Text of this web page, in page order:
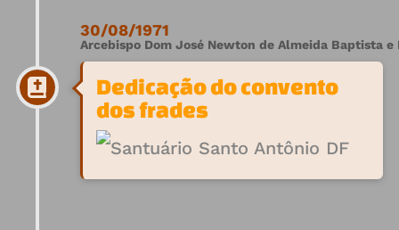
30/08/1971
Arcebispo Dom José Newton de Almeida Baptista
Dedicação do convento
dos frades